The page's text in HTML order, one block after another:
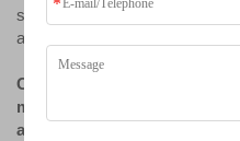
simple, souvent moins
avantages structurels et
Conçu pour les espaces
mobile pour téléviseur
adaptable grâce à une